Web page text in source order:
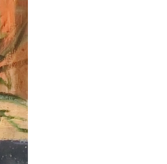
2018
2008
1998
1988
1978
1968